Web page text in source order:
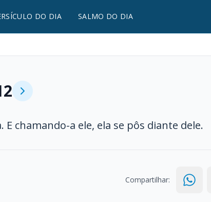
DO DIA SALMO DO DIA
chamando-a ele, ela se pôs diante dele.
Compartilhar: